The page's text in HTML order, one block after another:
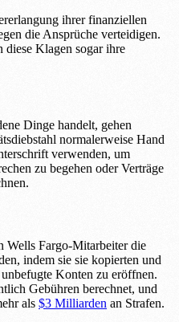
ihrer finanziellen
die Ansprüche verteidigen.
diese Klagen sogar ihre
Dinge handelt, gehen
normalerweise Hand
verwenden, um
zu begehen oder Verträge
Wells Fargo-Mitarbeiter die
indem sie sie kopierten und
Konten zu eröffnen.
Gebühren berechnet, und
als $3 Milliarden an Strafen.